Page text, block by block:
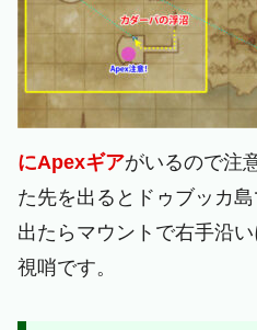
にApexギアがいるので注
た先を出るとドゥブッカ
出たらマウントで右手沿
視哨です。